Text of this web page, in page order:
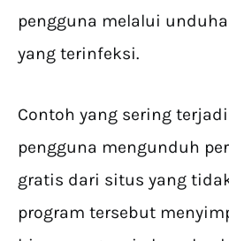
pengguna melalui
yang terinfeksi.
Contoh yang sering
pengguna mengunduh
gratis dari situs yang
program tersebut